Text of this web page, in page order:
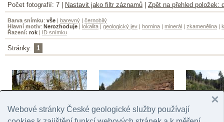
Počet fotografií: 7 | Nastavit jako filtr záznamů Zpět na přehled položek:
Barva snímku: vše | barevný | černobílý
Hlavní motiv: Nerozhoduje | lokalita | geologický jev | hornina | minerál | zkamenělina |
Řazení: rok | ID snímku
Stránky: 1
Webové stránky České geologické služby používají